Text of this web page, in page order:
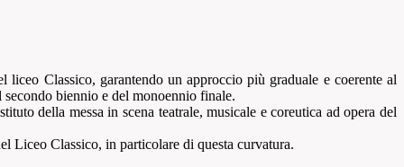
liceo Classico, garantendo un approccio più graduale e coerente al
biennio e del monoennio finale.
della messa in scena teatrale, musicale e coreutica ad opera del
Liceo Classico, in particolare di questa curvatura.